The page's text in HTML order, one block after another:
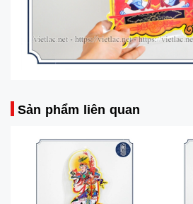
Sản phẩm liên quan